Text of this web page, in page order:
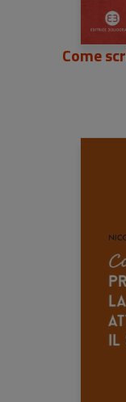
Come